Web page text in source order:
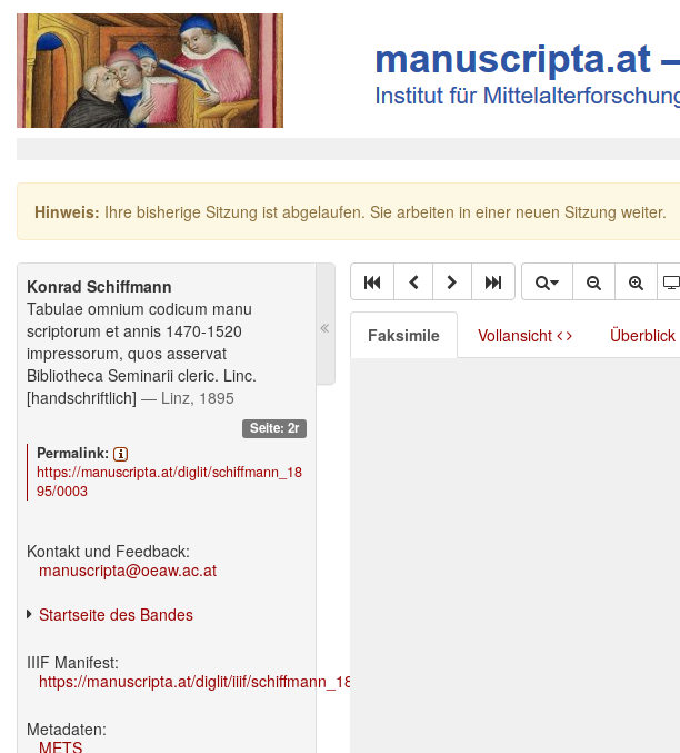
Hinweis: Ihre bisherige Sitzung ist abgelaufen. Sie arbeiten in einer neuen Sitzung weiter.
Konrad Schiffmann
Tabulae omnium codicum manu
scriptorum et annis 1470-1520
impressorum, quos asservat
Bibliotheca Seminarii cleric. Linc.
[handschriftlich] — Linz, 1895
Seite: 2r
Permalink:
https://manuscripta.at/diglit/schiffmann_18
95/0003
Kontakt und Feedback:
manuscripta@oeaw.ac.at
Startseite des Bandes
IIIF Manifest:
https://manuscripta.at/diglit/iiif/schiffmann_1895/manifest.json
Metadaten:
METS
Faksimile Vollansicht Überblick